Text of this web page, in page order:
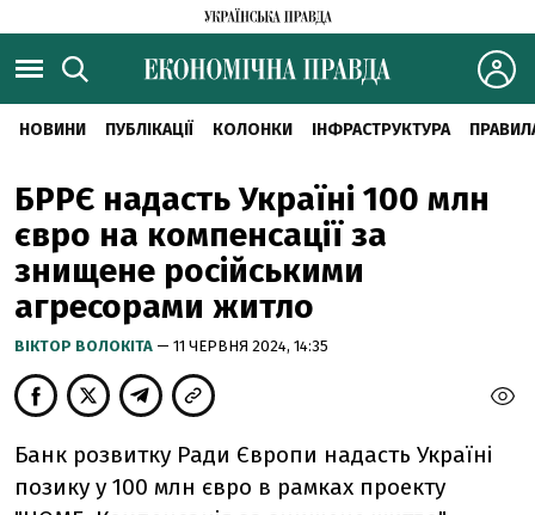
НОВИНИ ПУБЛІКАЦІЇ КОЛОНКИ ІНФРАСТРУКТУРА
БРРЄ надасть Україні 100 млн
євро на компенсації за
знищене російськими
агресорами житло
ВІКТОР ВОЛОКІТА — 11 ЧЕРВНЯ 2024, 14:35
Банк розвитку Ради Європи надасть Україні
позику у 100 млн євро в рамках проекту